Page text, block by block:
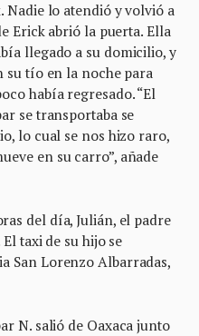
Nadie lo atendió y volvió a
Erick abrió la puerta. Ella
llegado a su domicilio, y
su tío en la noche para
había regresado. “El
se transportaba se
lo cual se nos hizo raro,
en su carro”, añade
del día, Julián, el padre
taxi de su hijo se
San Lorenzo Albarradas,
N. salió de Oaxaca junto